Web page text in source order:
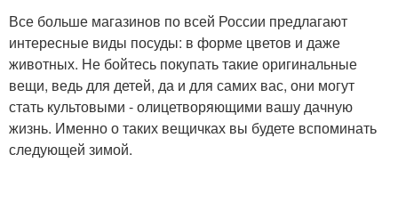
Все больше магазинов по всей России предлагают
интересные виды посуды: в форме цветов и даже
животных. Не бойтесь покупать такие оригинальные
вещи, ведь для детей, да и для самих вас, они могут
стать культовыми - олицетворяющими вашу дачную
жизнь. Именно о таких вещичках вы будете вспоминать
следующей зимой.